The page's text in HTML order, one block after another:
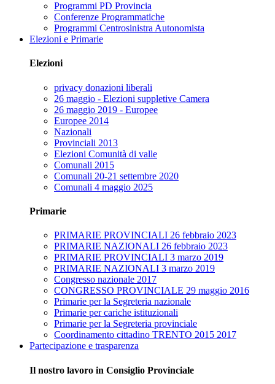
Programmi PD Provincia
Conferenze Programmatiche
Programmi Centrosinistra Autonomista
Elezioni e Primarie
Elezioni
privacy donazioni liberali
26 maggio - Elezioni suppletive Camera
26 maggio 2019 - Europee
Europee 2014
Nazionali
Provinciali 2013
Elezioni Comunità di valle
Comunali 2015
Comunali 20-21 settembre 2020
Comunali 4 maggio 2025
Primarie
PRIMARIE PROVINCIALI 26 febbraio 2023
PRIMARIE NAZIONALI 26 febbraio 2023
PRIMARIE PROVINCIALI 3 marzo 2019
PRIMARIE NAZIONALI 3 marzo 2019
Congresso nazionale 2017
CONGRESSO PROVINCIALE 29 maggio 2016
Primarie per la Segreteria nazionale
Primarie per cariche istituzionali
Primarie per la Segreteria provinciale
Coordinamento cittadino TRENTO 2015 2017
Partecipazione e trasparenza
Il nostro lavoro in Consiglio Provinciale